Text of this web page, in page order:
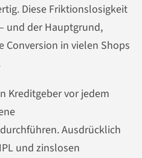
Diese Friktionslosigkeit
und der Hauptgrund,
Conversion in vielen Shops
Kreditgeber vor jedem
Ausdrücklich
und zinslosen